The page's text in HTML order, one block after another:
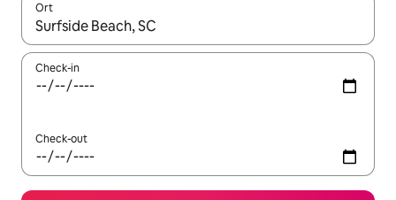
Ort
Wenn Ergebnisse verfügbar sind, navigiere mit den
Check-in
Check-out